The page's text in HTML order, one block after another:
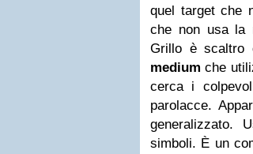
quel target che
che non usa la
Grillo è scaltro
medium che
cerca i
parolacce.
generalizzato.
simboli. È un